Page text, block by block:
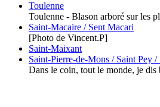
Toulenne
Toulenne - Blason arboré sur les
Saint-Macaire / Sent Macari
[Photo de Vincent.P]
Saint-Maixant
Saint-Pierre-de-Mons / Saint Pey /
Dans le coin, tout le monde, je